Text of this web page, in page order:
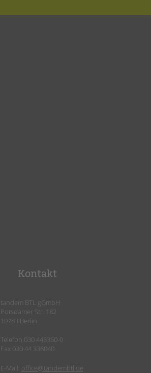
Kontakt
tandem BTL gGmbH
Potsdamer Str. 182
10783 Berlin
Telefon 030 443360-0
Fax 030 44 336040
E-Mail: office@tandembtl.de